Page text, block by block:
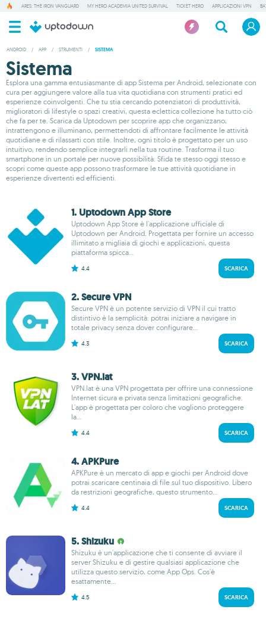
ARES: THE IRON VANGUARD MY HERO ACADEMIA UNITED SURVIVAL TICKET HERO APPLICAZIONI VPN
ANDROID / APP / STRUMENTI / SISTEMA
Sistema
Esplora una gamma entusiasmante di app Sistema per Android, selezionate con
cura per aggiungere valore alla tua vita quotidiana con strumenti pratici ed
esperienze coinvolgenti. Che tu stia cercando potenziatori di produttività,
miglioratori di lifestyle o spazi creativi, questa eclettica collezione ha tutto ciò
che fa per te. Scarica da Uptodown per scoprire app che organizzano,
intrattengono e illuminano, permettendoti di affrontare facilmente le attività
quotidiane e di rilassarti con stile. Inoltre, ogni titolo è progettato per un uso
intuitivo, rendendo semplice integrarli nella tua routine. Trasforma il tuo
smartphone in un portale per nuove possibilità. Sfida te stesso oggi stesso e
scopri come queste app possono trasformare le tue attività quotidiane in
esperienze divertenti ed efficienti.
1. Uptodown App Store
Uptodown App Store è l'applicazione ufficiale di
Uptodown per Android. Progettata per fornire un accesso
illimitato a migliaia di giochi e applicazioni, questa
piattaforma spicca...
4.4 SCARICA
2. Secure VPN
Secure VPN è un potente servizio di VPN il cui tratto
distintivo è la semplicità: potrai iniziare a navigare in
totale privacy senza dover configurare...
4.3 SCARICA
3. VPN.lat
VPN.lat è una VPN progettata per offrire una connessione
Internet sicura e privata senza limitazioni geografiche.
L'app è progettata per coloro che vogliono proteggere
la...
4.4 SCARICA
4. APKPure
APKPure è un mercato di app e giochi per Android dove
potrai scaricare centinaia di file sul tuo dispositivo. Libero
da restrizioni geografiche, questo strumento...
4.4 SCARICA
5. Shizuku
Shizuku è un'applicazione che ti consente di avviare il
server Shizuku e di gestire qualsiasi applicazione che
utilizza questo servizio, come App Ops. Cos'è
esattamente...
4.5 SCARICA